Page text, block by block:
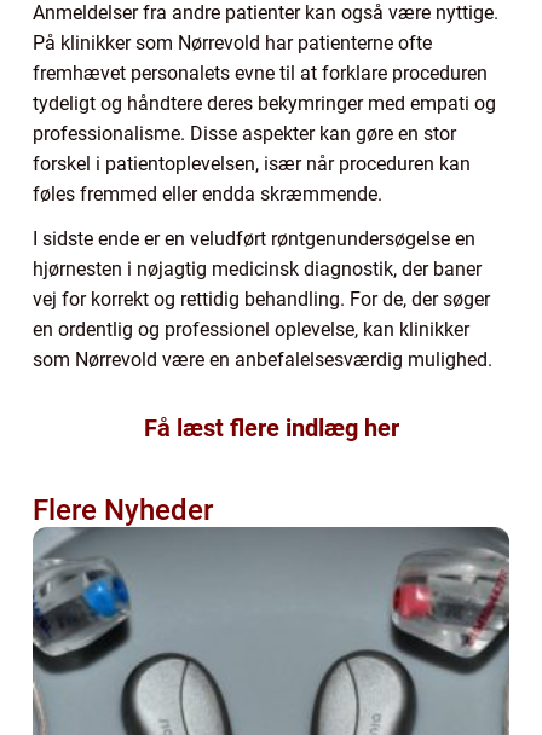
Anmeldelser fra andre patienter kan også være nyttige.
På klinikker som Nørrevold har patienterne ofte
fremhævet personalets evne til at forklare proceduren
tydeligt og håndtere deres bekymringer med empati og
professionalisme. Disse aspekter kan gøre en stor
forskel i patientoplevelsen, især når proceduren kan
føles fremmed eller endda skræmmende.
I sidste ende er en veludført røntgenundersøgelse en
hjørnesten i nøjagtig medicinsk diagnostik, der baner
vej for korrekt og rettidig behandling. For de, der søger
en ordentlig og professionel oplevelse, kan klinikker
som Nørrevold være en anbefalelsesværdig mulighed.
Få læst flere indlæg her
Flere Nyheder